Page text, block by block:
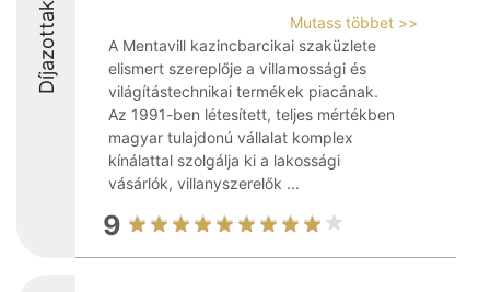
Díjazottak
Mutass többet >>
A Mentavill kazincbarcikai szaküzlete
elismert szereplője a villamossági és
világítástechnikai termékek piacának.
Az 1991-ben létesített, teljes mértékben
magyar tulajdonú vállalat komplex
kínálattal szolgálja ki a lakossági
vásárlók, villanyszerelők ...
9